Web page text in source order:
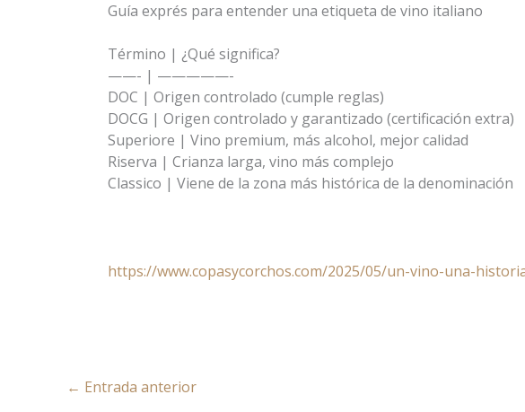
Guía exprés para entender una etiqueta de vino italiano
Término | ¿Qué significa?
——- | —————-
DOC | Origen controlado (cumple reglas)
DOCG | Origen controlado y garantizado (certificación extra)
Superiore | Vino premium, más alcohol, mejor calidad
Riserva | Crianza larga, vino más complejo
Classico | Viene de la zona más histórica de la denominación
https://www.copasycorchos.com/2025/05/un-vino-una-
← Entrada anterior